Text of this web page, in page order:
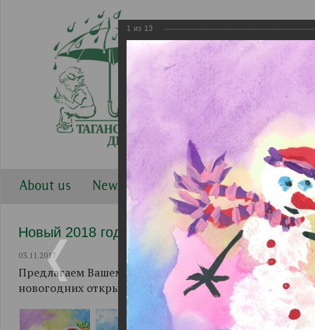
About us News Work directions Gallery
Новый 2018 год. Рисунки.
03.11.2017
Предлагаем Вашему вниманию рисунки
новогодних открыток.
1 из 13